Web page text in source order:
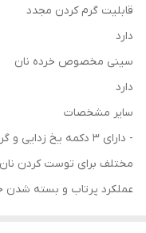
قابلیت گرم کردن مجدد
دارد
سینی مخصوص خرده نان
دارد
سایر مشخصات
مختلف برای توست کردن
عملکرد پرتاب و بسته شدن